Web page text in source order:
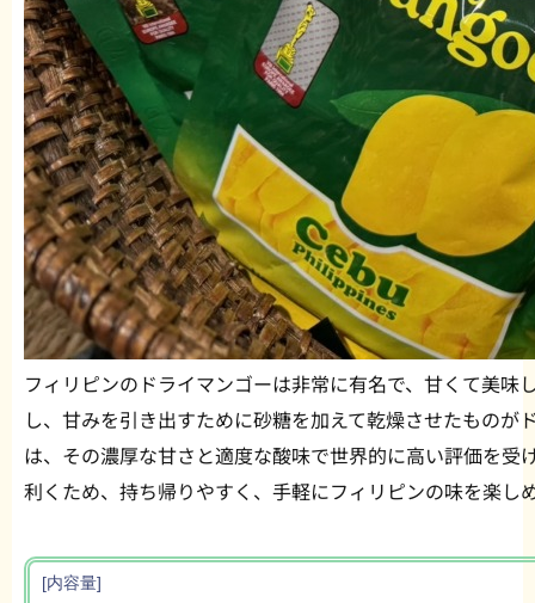
フィリピンのドライマンゴーは非常に有名で、甘くて美味
し、甘みを引き出すために砂糖を加えて乾燥させたものが
は、その濃厚な甘さと適度な酸味で世界的に高い評価を受
利くため、持ち帰りやすく、手軽にフィリピンの味を楽し
[内容量]